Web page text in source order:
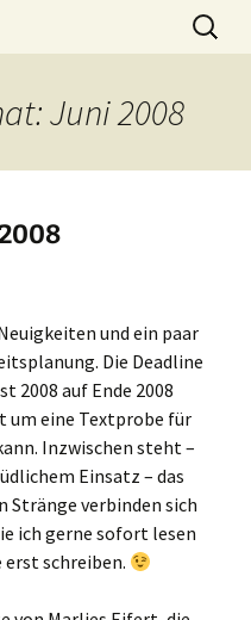
Geschichten
Juni 2008
und ein paar
Die Deadline
2008 auf Ende 2008
um eine Textprobe für
Inzwischen steht –
Einsatz – das
Stränge verbinden sich
ich gerne sofort lesen
erst schreiben.